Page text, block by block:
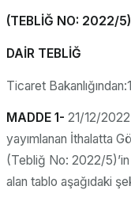
(TEBLİĞ NO: 2022/
DAİR TEBLİĞ
Ticaret
MADDE 1- 21/12/
yayımlanan İthalatta
(Tebliğ No: 2022/5)’in
alan tablo aşağıdaki